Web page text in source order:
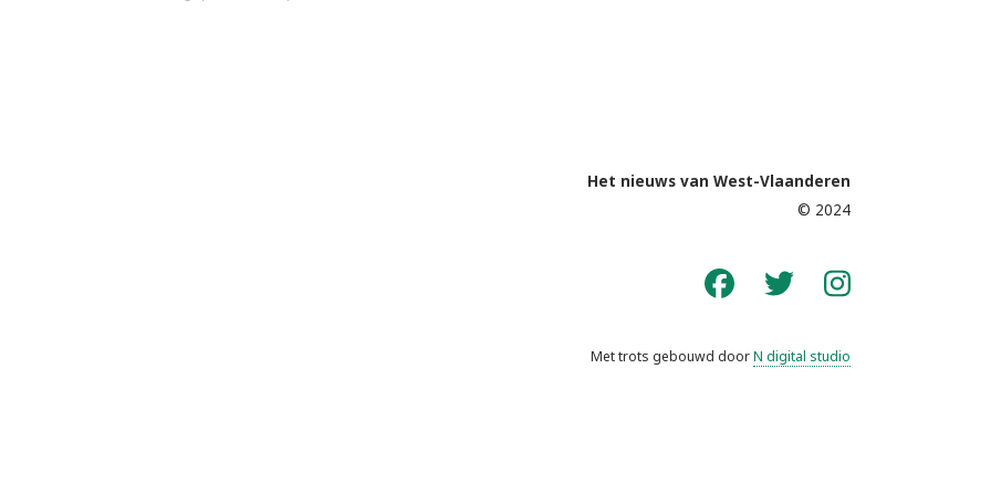
Het nieuws van West-Vlaanderen
© 2024
Met trots gebouwd doorN digital studio